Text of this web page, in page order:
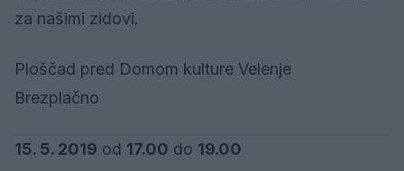
za našimi zidovi.
Ploščad pred Domom kulture Velenje
Brezplačno
15. 5. 2019 od 17.00 do 19.00